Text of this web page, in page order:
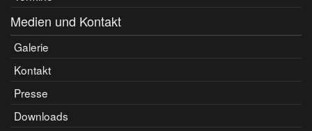
Medien und Kontakt
Galerie
Kontakt
Presse
Downloads